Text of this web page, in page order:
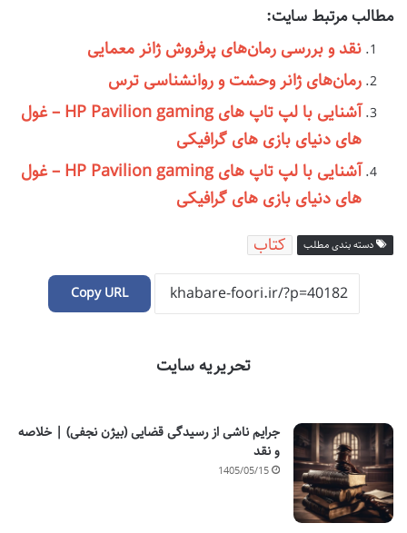
مطالب مرتبط سایت:
نقد و بررسی رمان‌های پرفروش ژانر معمایی
رمان‌های ژانر وحشت و روانشناسی ترس
آشنایی با لپ تاپ های HP Pavilion gaming – غول
های دنیای بازی های گرافیکی
آشنایی با لپ تاپ های HP Pavilion gaming – غول
های دنیای بازی های گرافیکی
دسته بندی مطلب کتاب
Copy URL
تحریریه سایت
جرایم ناشی از رسیدگی قضایی (بیژن نجفی) | خلاصه
و نقد
1405/05/15